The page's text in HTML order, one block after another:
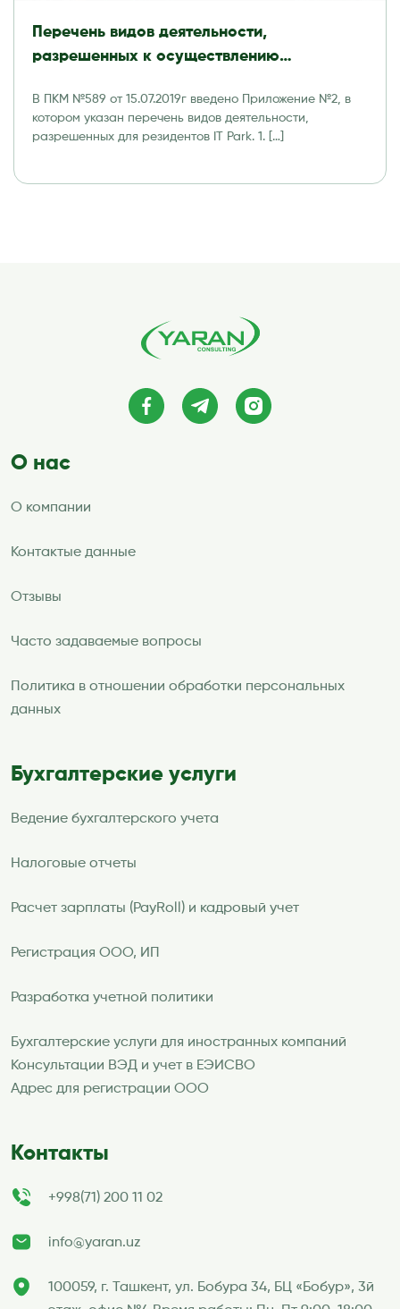
Перечень видов деятельности,
разрешенных к осуществлению
программных продуктов и
информационных технологий (IT Park)
В ПКМ №589 от 15.07.2019г введено Приложение №2, в
котором указан перечень видов деятельности,
разрешенных для резидентов IT Park. 1. […]
О нас
О компании
Контактые данные
Отзывы
Часто задаваемые вопросы
Политика в отношении обработки персональных
данных
Бухгалтерские услуги
Ведение бухгалтерского учета
Налоговые отчеты
Расчет зарплаты (PayRoll) и кадровый учет
Регистрация ООО, ИП
Разработка учетной политики
Бухгалтерские услуги для иностранных компаний
Консультации ВЭД и учет в ЕЭИСВО
Адрес для регистрации ООО
Контакты
+998(71) 200 11 02
info@yaran.uz
100059, г. Ташкент, ул. Бобура 34, БЦ «Бобур», 3й